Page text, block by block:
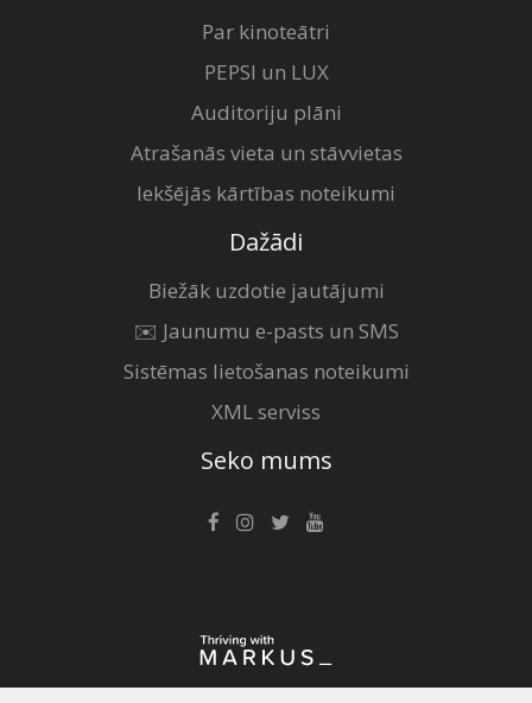
Par kinoteātri
PEPSI un LUX
Auditoriju plāni
Atrašanās vieta un stāvvietas
Iekšējās kārtības noteikumi
Dažādi
Biežāk uzdotie jautājumi
✉️ Jaunumu e-pasts un SMS
Sistēmas lietošanas noteikumi
XML serviss
Seko mums